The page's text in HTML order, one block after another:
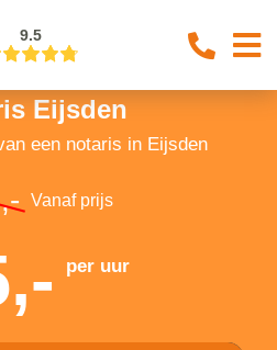
9.5
Eijsden
een notaris in Eijsden
Vanaf prijs
per uur